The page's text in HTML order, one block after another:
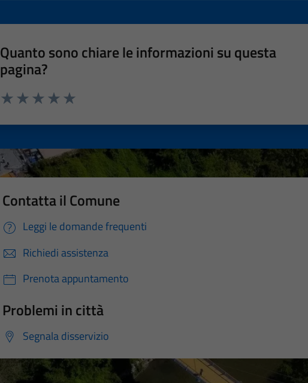
Quanto sono chiare le informazioni su questa
pagina?
Contatta il Comune
Leggi le domande frequenti
Richiedi assistenza
Prenota appuntamento
Problemi in città
Segnala disservizio